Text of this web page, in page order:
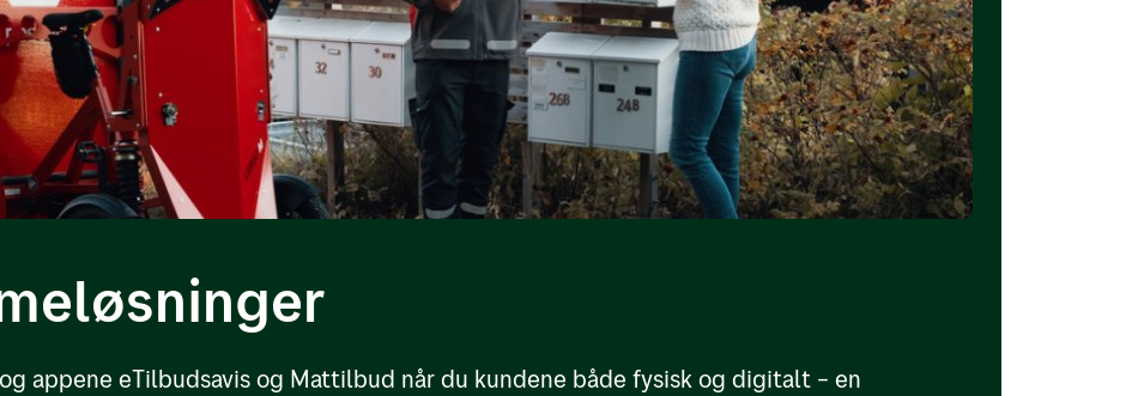
appene eTilbudsavis og Mattilbud når du kundene både fysisk og digitalt – en